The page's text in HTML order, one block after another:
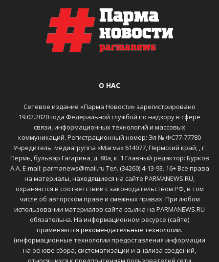
О НАС
Сетевое издание «Парма Новости» зарегистрировано
19.02.2020 года Федеральной службой по надзору в сфере
связи, информационных технологий и массовых
коммуникаций. Регистрационный номер: Эл № ФС77-77780
Учредитель: медиагруппа «Магма» 614077, Пермский край, , г.
Пермь, бульвар Гагарина, д. 80а, к. 1 Главный редактор: Бурков
А.А. E-mail: parmanews@mail.ru Тел. (34260) 4-13-93. 16+ Все права
на материалы, находящиеся на сайте PARMANEWS.RU,
охраняются в соответствии с законодательством РФ, в том
числе об авторском праве и смежных правах. При любом
использовании материалов сайта ссылка на PARMANEWS.RU
обязательна. На информационном ресурсе (сайте)
применяются рекомендательные технологии.
(информационные технологии предоставления информации
на основе сбора, систематизации и анализа сведений,